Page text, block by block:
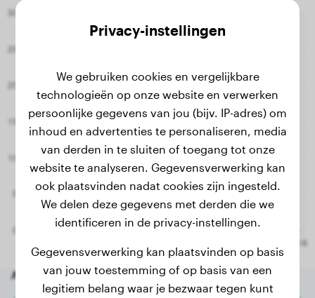
Andere willekeurige honden
Privacy-instellingen
We gebruiken cookies en vergelijkbare
technologieën op onze website en verwerken
persoonlijke gegevens van jou (bijv. IP-adres) om
inhoud en advertenties te personaliseren, media
van derden in te sluiten of toegang tot onze
website te analyseren. Gegevensverwerking kan
ook plaatsvinden nadat cookies zijn ingesteld.
We delen deze gegevens met derden die we
identificeren in de privacy-instellingen.
Gegevensverwerking kan plaatsvinden op basis
van jouw toestemming of op basis van een
legitiem belang waar je bezwaar tegen kunt